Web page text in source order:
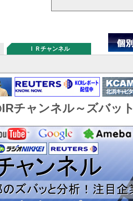
ＩＲチャンネル
チャンネル～ズバッ